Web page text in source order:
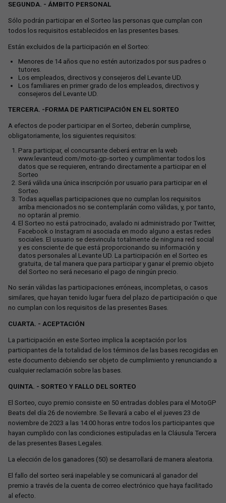
SEGUNDA. - ÁMBITO PERSONAL
Sólo podrán participar en el Sorteo las personas que cumplan con
todos los requisitos establecidos en las presentes bases.
Están excluidos de la participación en el Sorteo:
Menores de 14 años que no estén autorizados por sus padres o
tutores.
Los empleados, directivos y consejeros del Levante UD.
Los familiares en primer grado de los empleados, directivos y
consejeros del Levante UD.
TERCERA. -FORMA DE PARTICIPACIÓN EN EL SORTEO
A efectos de poder participar en el Sorteo, deberán cumplirse,
obligatoriamente, los siguientes requisitos:
Para participar, el concursante deberá entrar en la web
www.levanteud.com/moto-gp-sorteo y cumplimentar todos los
datos que se requieren, entrando directamente a participar en el
Sorteo
Será válida una única inscripción por usuario para participar en el
Sorteo.
Todas aquellas participaciones que no cumplan los requisitos
arriba mencionados no se contemplarán como válidas, y, por tanto,
no optarán al premio.
El Sorteo no está patrocinado, avalado ni administrado por Twitter,
Facebook o Instagram ni asociada en modo alguno a estas redes
sociales. El usuario se desvincula totalmente de ninguna red social
y es consciente de que está proporcionando su información y
datos personales al Levante UD. La participación en el Sorteo es
gratuita, de tal manera que para participar y ganar el premio objeto
del Sorteo no será necesario el pago de ningún precio.
No serán válidas las participaciones erróneas, incompletas, o casos
similares, que hayan tenido lugar fuera del plazo de participación o que
no cumplan con los requisitos de las presentes Bases.
CUARTA. - ACEPTACIÓN
La participación en este Sorteo implica la aceptación por los
participantes de la totalidad de los términos de las bases recogidas en
este documento debiendo ser objeto de cumplimiento y renunciando a
cualquier reclamación sobre las bases.
QUINTA. - SORTEO Y FALLO DEL SORTEO
El Sorteo, cuyo premio consiste en 50 entradas dobles para el MotoGP
Beats del día 26 de noviembre. Se llevará a cabo el el jueves 23 de
noviembre de 2023 a las 14:00 horas entre todos los participantes que
hayan cumplido con las condiciones estipuladas en la Cláusula Tercera
de las presentes Bases Legales.
La elección de los ganadores (50) se desarrollará de manera aleatoria.
El fallo del sorteo será inapelable y se comunicará al ganador del
premio a través de la cuenta de correo electrónico que haya facilitado
al efecto.